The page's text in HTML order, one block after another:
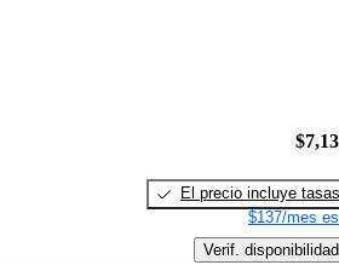
El precio incluye tasas
$137/mes
Verif. disponibilidad